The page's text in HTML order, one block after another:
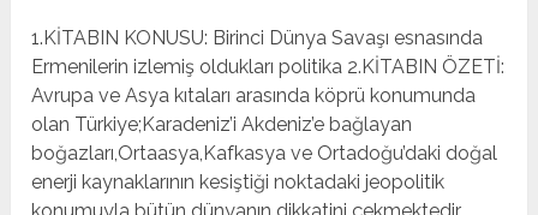
1.KİTABIN KONUSU: Birinci Dünya Savaşı esnasında
Ermenilerin izlemiş oldukları politika 2.KİTABIN ÖZETİ:
Avrupa ve Asya kıtaları arasında köprü konumunda
olan Türkiye;Karadeniz’i Akdeniz’e bağlayan
boğazları,Ortaasya,Kafkasya ve Ortadoğu’daki doğal
enerji kaynaklarının kesiştiği noktadaki jeopolitik